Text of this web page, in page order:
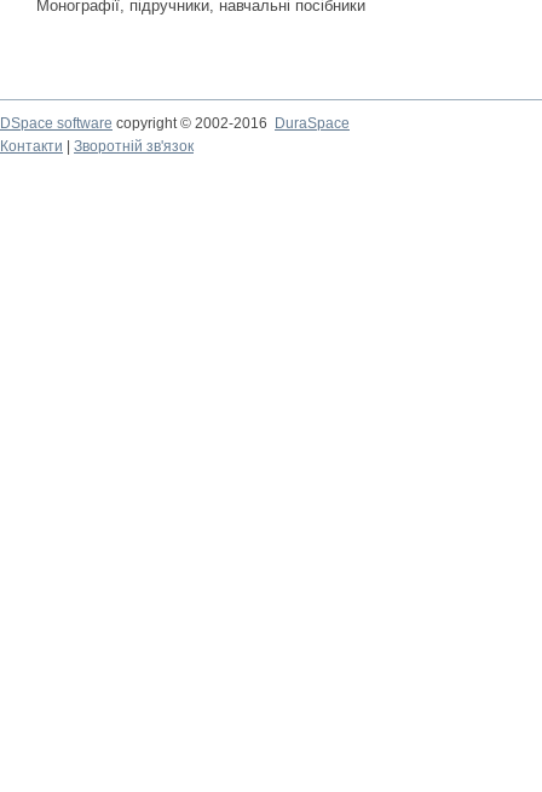
Монографії, підручники, навчальні посібники
DSpace software copyright © 2002-2016
DuraSpace
Контакти
Зворотній зв'язок